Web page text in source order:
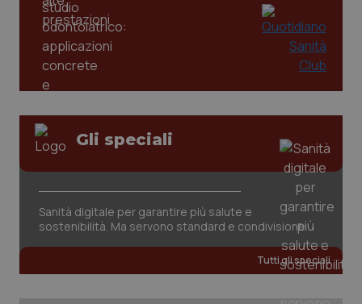
Gli speciali
Sanità digitale per garantire più salute e
sostenibilità. Ma servono standard e condivisione
Tutti gli speciali
tracking-sites-ironfish-
www.quotidianosanita.it
session-id
www.quotidianosanita.it